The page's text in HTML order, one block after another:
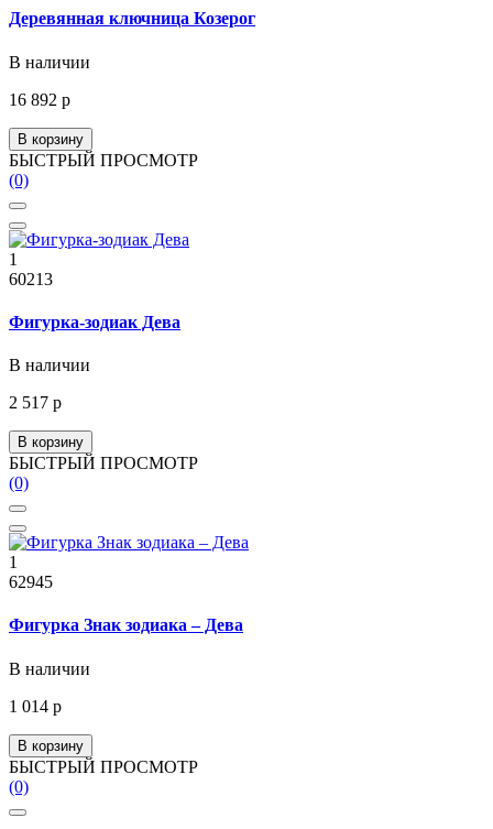
Деревянная ключница Козерог
В наличии
16 892 р
В корзину
БЫСТРЫЙ ПРОСМОТР
(0)
1
60213
Фигурка-зодиак Дева
В наличии
2 517 р
В корзину
БЫСТРЫЙ ПРОСМОТР
(0)
1
62945
Фигурка Знак зодиака – Дева
В наличии
1 014 р
В корзину
БЫСТРЫЙ ПРОСМОТР
(0)